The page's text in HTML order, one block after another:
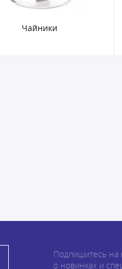
Чайники
Подпишитесь на
о новинках и